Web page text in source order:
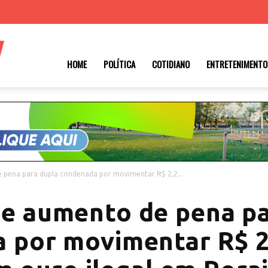
HOME POLÍTICA COTIDIANO ENTRETENIMENTO
pena para dupla condenada por movimentar R$ 2,2...
aumento de pena
por movimentar R$